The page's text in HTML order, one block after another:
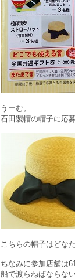
うーむ。
石田製帽の帽子に応
こちらの帽子はどな
ちなみに参加店舗は61
船で渡らねばならな